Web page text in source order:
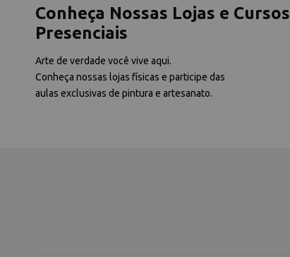
Conheça Nossas Lojas e Cursos
Presenciais
Arte de verdade você vive aqui.
Conheça nossas lojas físicas e participe das
aulas exclusivas de pintura e artesanato.